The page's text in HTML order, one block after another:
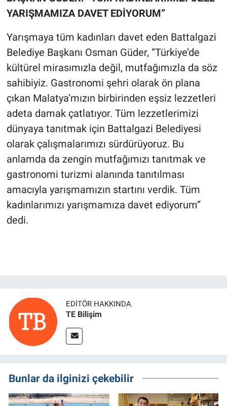
YARIŞMAMIZA DAVET EDİYORUM”
Yarışmaya tüm kadınları davet eden Battalgazi
Belediye Başkanı Osman Güder, “Türkiye’de
kültürel mirasımızla değil, mutfağımızla da söz
sahibiyiz. Gastronomi şehri olarak ön plana
çıkan Malatya’mızın birbirinden eşsiz lezzetleri
adeta damak çatlatıyor. Tüm lezzetlerimizi
dünyaya tanıtmak için Battalgazi Belediyesi
olarak çalışmalarımızı sürdürüyoruz. Bu
anlamda da zengin mutfağımızı tanıtmak ve
gastronomi turizmi alanında tanıtılması
amacıyla yarışmamızın startını verdik. Tüm
kadınlarımızı yarışmamıza davet ediyorum”
dedi.
EDITÖR HAKKINDA
TE Bilişim
Bunlar da ilginizi çekebilir